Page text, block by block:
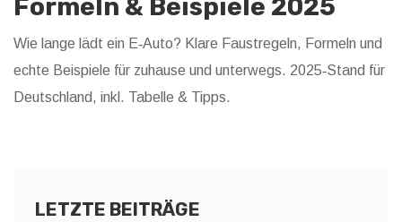
Formeln & Beispiele 2025
Wie lange lädt ein E‑Auto? Klare Faustregeln, Formeln und
echte Beispiele für zuhause und unterwegs. 2025‑Stand für
Deutschland, inkl. Tabelle & Tipps.
LETZTE BEITRÄGE